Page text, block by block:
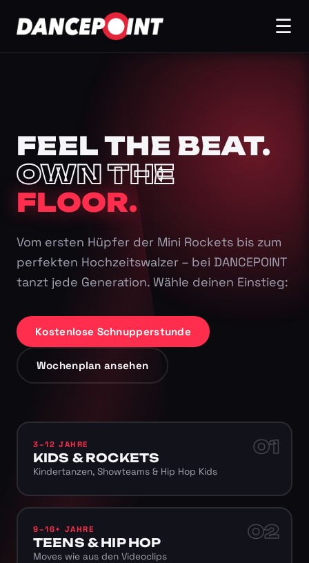
☰
FEEL THE BEAT.
OWN THE
FLOOR.
Vom ersten Hüpfer der Mini Rockets bis zum
perfekten Hochzeitswalzer – bei DANCEPOINT
tanzt jede Generation. Wähle deinen Einstieg:
Kostenlose Schnupperstunde
Wochenplan ansehen
01
3–12 JAHRE
KIDS & ROCKETS
Kindertanzen, Showteams & Hip Hop Kids
02
9–16+ JAHRE
TEENS & HIP HOP
Moves wie aus den Videoclips